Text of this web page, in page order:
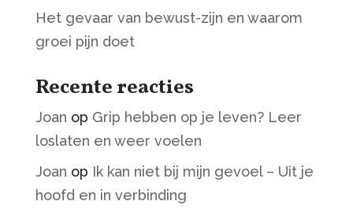
Het gevaar van bewust-zijn en waarom
groei pijn doet
Recente reacties
Joan op Grip hebben op je leven? Leer
loslaten en weer voelen
Joan op Ik kan niet bij mijn gevoel – Uit je
hoofd en in verbinding